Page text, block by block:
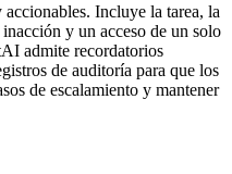
Incluye la tarea, la
y un acceso de un solo
admite recordatorios
de auditoría para que los
de escalamiento y mantener